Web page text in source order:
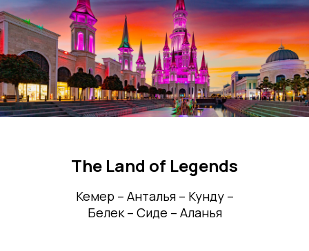
The Land of Legends
Кемер – Анталья – Кунду –
Белек – Сиде – Аланья